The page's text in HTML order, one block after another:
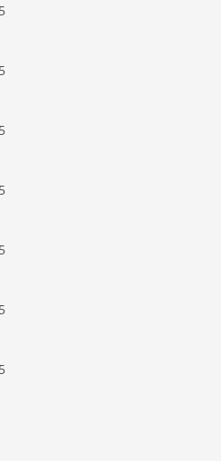
5
5
5
5
5
5
5